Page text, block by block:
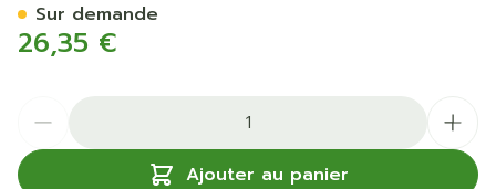
26,35 €
Ajouter au panier
Sur demande